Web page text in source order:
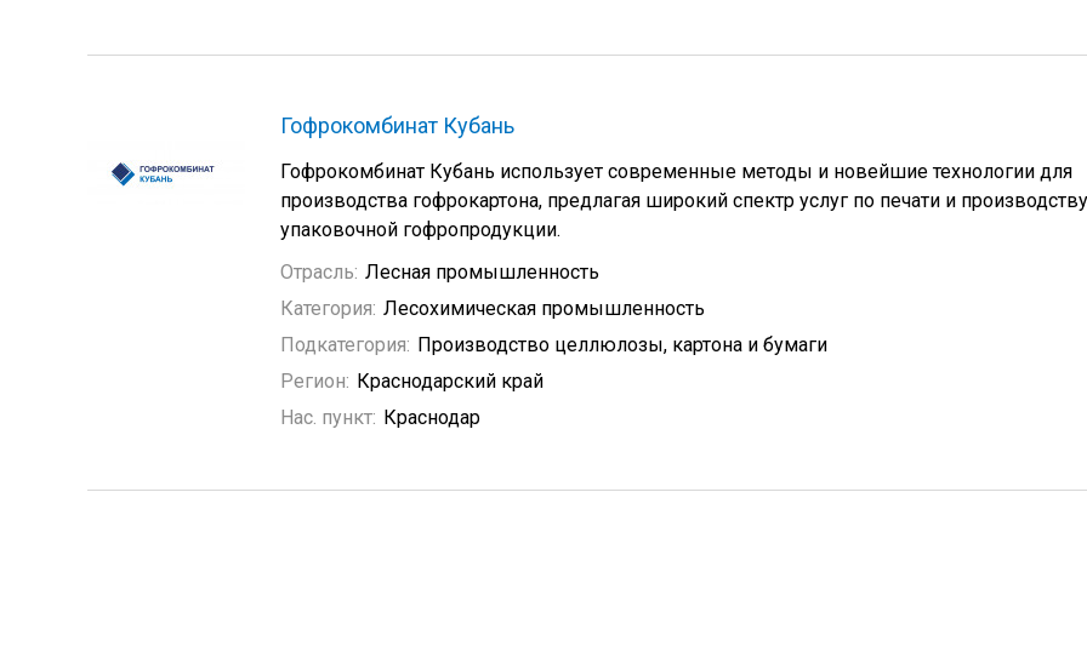
Гофрокомбинат Кубань
Гофрокомбинат Кубань использует современные методы и новейшие технологии для
производства гофрокартона, предлагая широкий спектр услуг по печати и производству
упаковочной гофропродукции.
Отрасль: Лесная промышленность
Категория: Лесохимическая промышленность
Подкатегория: Производство целлюлозы, картона и бумаги
Регион: Краснодарский край
Нас. пункт: Краснодар